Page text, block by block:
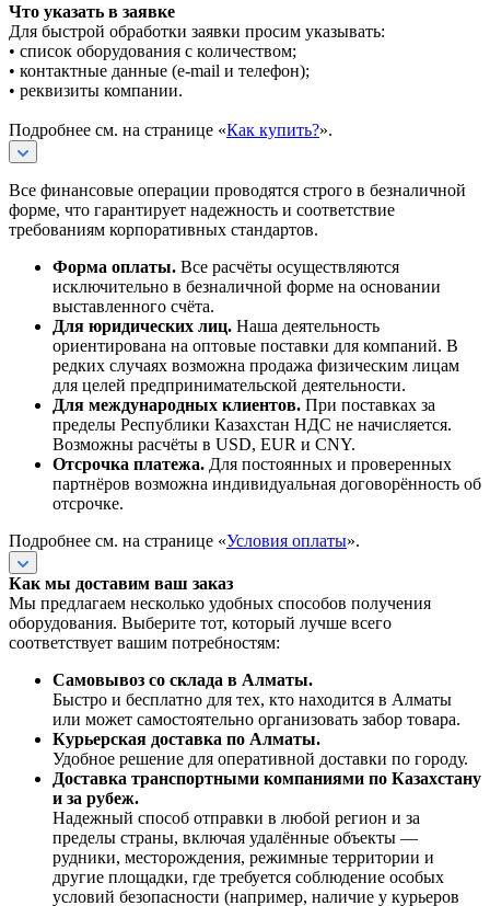
Что указать в заявке
Для быстрой обработки заявки просим указывать:
• список оборудования с количеством;
• контактные данные (e-mail и телефон);
• реквизиты компании.
Подробнее см. на странице «Как купить?».
Все финансовые операции проводятся строго в безналичной
форме, что гарантирует надежность и соответствие
требованиям корпоративных стандартов.
Форма оплаты. Все расчёты осуществляются
исключительно в безналичной форме на основании
выставленного счёта.
Для юридических лиц. Наша деятельность
ориентирована на оптовые поставки для компаний. В
редких случаях возможна продажа физическим лицам
для целей предпринимательской деятельности.
Для международных клиентов. При поставках за
пределы Республики Казахстан НДС не начисляется.
Возможны расчёты в USD, EUR и CNY.
Отсрочка платежа. Для постоянных и проверенных
партнёров возможна индивидуальная договорённость об
отсрочке.
Подробнее см. на странице «Условия оплаты».
Как мы доставим ваш заказ
Мы предлагаем несколько удобных способов получения
оборудования. Выберите тот, который лучше всего
соответствует вашим потребностям:
Самовывоз со склада в Алматы.
Быстро и бесплатно для тех, кто находится в Алматы
или может самостоятельно организовать забор товара.
Курьерская доставка по Алматы.
Удобное решение для оперативной доставки по городу.
Доставка транспортными компаниями по Казахстану
и за рубеж.
Надежный способ отправки в любой регион и за
пределы страны, включая удалённые объекты —
рудники, месторождения, режимные территории и
другие площадки, где требуется соблюдение особых
условий безопасности (например, наличие у курьеров